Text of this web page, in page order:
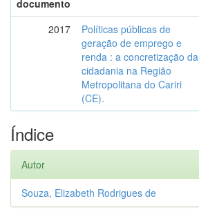
documento
2017
Políticas públicas de
geração de emprego e
renda : a concretização da
cidadania na Região
Metropolitana do Cariri
(CE).
Índice
Autor
Souza, Elizabeth Rodrigues de